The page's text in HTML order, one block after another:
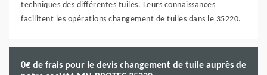
techniques des différentes tuiles. Leurs connaissances
facilitent les opérations changement de tuiles dans le 35220.
0€ de frais pour le devis changement de tuile auprès de